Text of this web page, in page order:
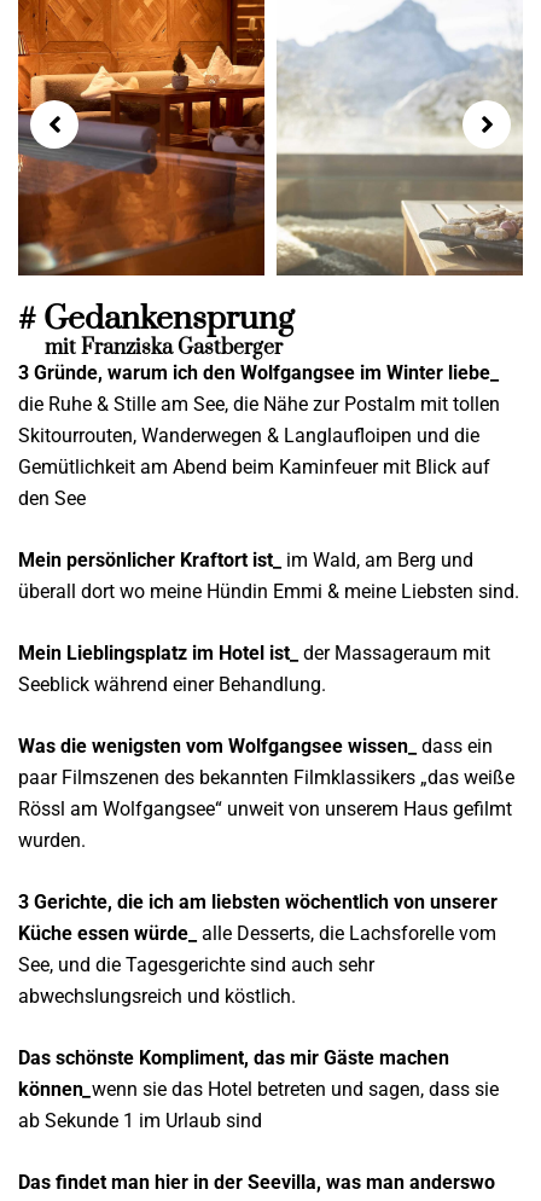
# Gedankensprung
mit Franziska Gastberger
3 Gründe, warum ich den Wolfgangsee im Winter liebe_
die Ruhe & Stille am See, die Nähe zur Postalm mit tollen
Skitourrouten, Wanderwegen & Langlaufloipen und die
Gemütlichkeit am Abend beim Kaminfeuer mit Blick auf
den See
Mein persönlicher Kraftort ist_
im Wald, am Berg und
überall dort wo meine Hündin Emmi & meine Liebsten sind.
Mein Lieblingsplatz im Hotel ist_ der Massageraum mit
Seeblick während einer Behandlung.
Was die wenigsten vom Wolfgangsee wissen_ dass ein
paar Filmszenen des bekannten Filmklassikers „das weiße
Rössl am Wolfgangsee“ unweit von unserem Haus gefilmt
wurden.
3 Gerichte, die ich am liebsten wöchentlich von unserer
Küche essen würde_ alle Desserts, die Lachsforelle vom
See, und die Tagesgerichte sind auch sehr
abwechslungsreich und köstlich.
Das schönste Kompliment, das mir Gäste machen
können wenn sie das Hotel betreten und sagen, dass sie
ab Sekunde 1 im Urlaub sind
Das findet man hier in der Seevilla, was man anderswo